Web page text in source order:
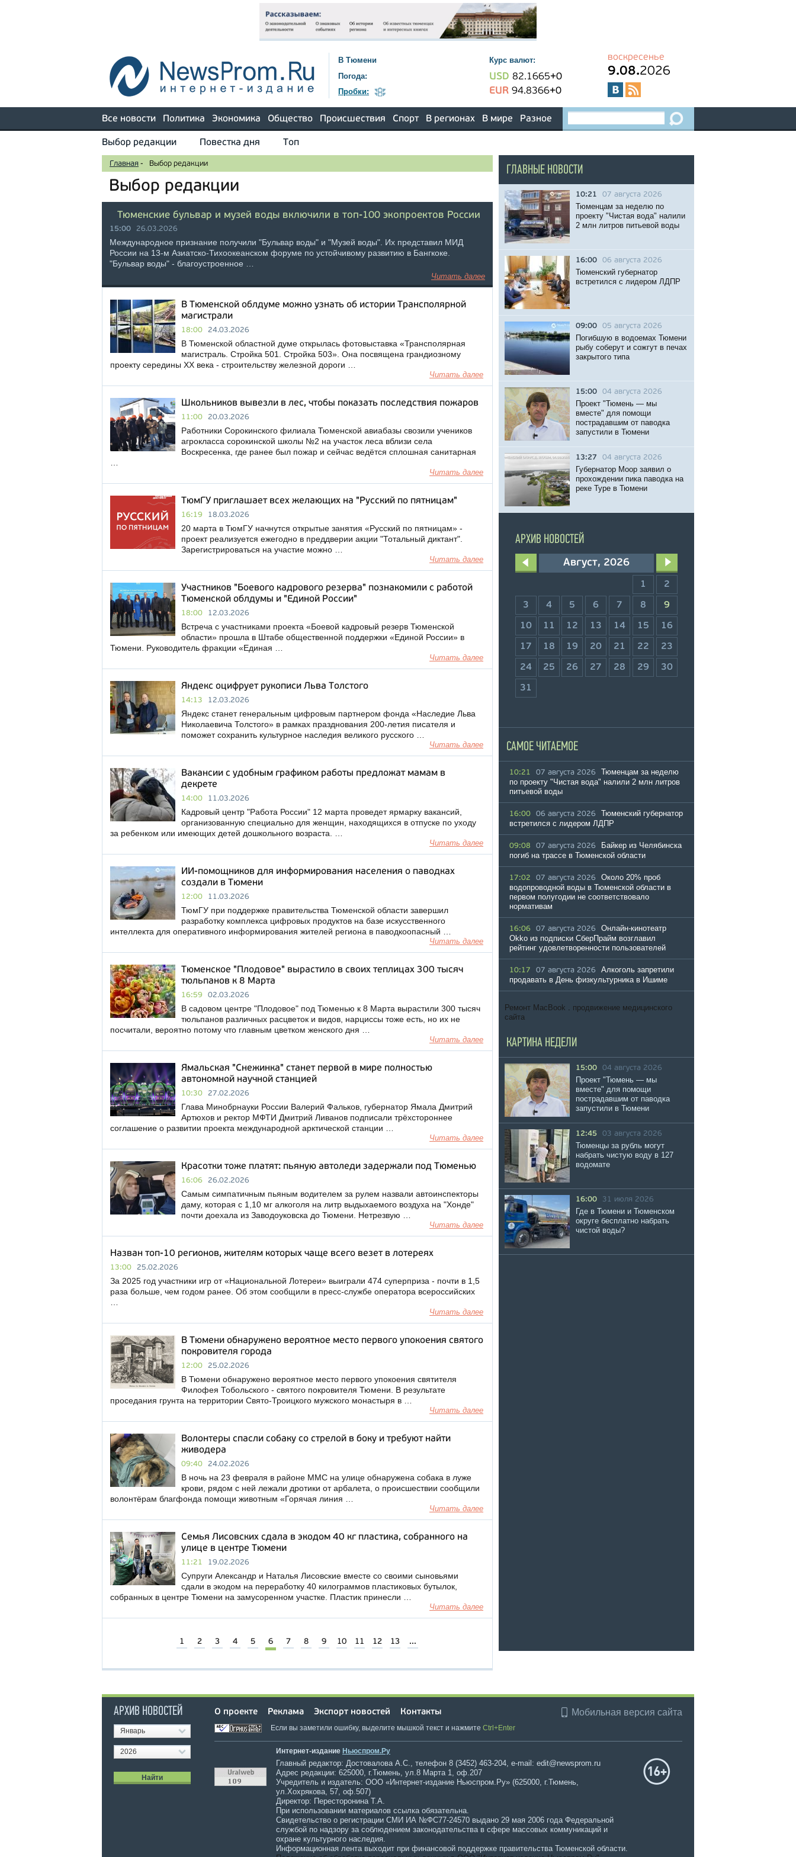
В Тюмени
Погода:
Пробки:
Курс валют:
USD 82.1665+0
EUR 94.8366+0
воскресенье
9.08.2026
Все новости Политика Экономика Общество Происшествия Спорт В регионах В мире Разное
Выбор редакции Повестка дня Топ
Главная - Выбор редакции
Выбор редакции
Тюменские бульвар и музей воды включили в топ-100 экопроектов России
15:00 26.03.2026
Международное признание получили "Бульвар воды" и "Музей воды". Их представил МИД
России на 13-м Азиатско-Тихоокеанском форуме по устойчивому развитию в Бангкоке.
"Бульвар воды" - благоустроенное …
Читать далее
В Тюменской облдуме можно узнать об истории Трансполярной
магистрали
18:00 24.03.2026
В Тюменской областной думе открылась фотовыставка «Трансполярная
магистраль. Стройка 501. Стройка 503». Она посвящена грандиозному
проекту середины XX века - строительству железной дороги …
Читать далее
Школьников вывезли в лес, чтобы показать последствия пожаров
11:00 20.03.2026
Работники Сорокинского филиала Тюменской авиабазы свозили учеников
агрокласса сорокинской школы №2 на участок леса вблизи села
Воскресенка, где ранее был пожар и сейчас ведётся сплошная санитарная
Читать далее
ТюмГУ приглашает всех желающих на "Русский по пятницам"
16:19 18.03.2026
20 марта в ТюмГУ начнутся открытые занятия «Русский по пятницам» -
проект реализуется ежегодно в преддверии акции "Тотальный диктант".
Зарегистрироваться на участие можно …
Читать далее
Участников "Боевого кадрового резерва" познакомили с работой
Тюменской облдумы и "Единой России"
18:00 12.03.2026
Встреча с участниками проекта «Боевой кадровый резерв Тюменской
области» прошла в Штабе общественной поддержки «Единой России» в
Тюмени. Руководитель фракции «Единая …
Читать далее
Яндекс оцифрует рукописи Льва Толстого
14:13 12.03.2026
Яндекс станет генеральным цифровым партнером фонда «Наследие Льва
Николаевича Толстого» в рамках празднования 200-летия писателя и
поможет сохранить культурное наследия великого русского …
Читать далее
Вакансии с удобным графиком работы предложат мамам в
декрете
14:00 11.03.2026
Кадровый центр "Работа России" 12 марта проведет ярмарку вакансий,
организованную специально для женщин, находящихся в отпуске по уходу
за ребенком или имеющих детей дошкольного возраста. …
Читать далее
ИИ-помощников для информирования населения о паводках
создали в Тюмени
12:00 11.03.2026
ТюмГУ при поддержке правительства Тюменской области завершил
разработку комплекса цифровых продуктов на базе искусственного
интеллекта для оперативного информирования жителей региона в паводкоопасный …
Читать далее
Тюменское "Плодовое" вырастило в своих теплицах 300 тысяч
тюльпанов к 8 Марта
16:59 02.03.2026
В садовом центре "Плодовое" под Тюменью к 8 Марта вырастили 300 тысяч
тюльпанов различных расцветок и видов, нарциссы тоже есть, но их не
посчитали, вероятно потому что главным цветком женского дня …
Читать далее
Ямальская "Снежинка" станет первой в мире полностью
автономной научной станцией
10:30 27.02.2026
Глава Минобрнауки России Валерий Фальков, губернатор Ямала Дмитрий
Артюхов и ректор МФТИ Дмитрий Ливанов подписали трёхстороннее
соглашение о развитии проекта международной арктической станции …
Читать далее
Красотки тоже платят: пьяную автоледи задержали под Тюменью
16:06 26.02.2026
Самым симпатичным пьяным водителем за рулем назвали автоинспекторы
даму, которая с 1,10 мг алкоголя на литр выдыхаемого воздуха на "Хонде"
почти доехала из Заводоуковска до Тюмени. Нетрезвую …
Читать далее
Назван топ-10 регионов, жителям которых чаще всего везет в лотереях
13:00 25.02.2026
За 2025 год участники игр от «Национальной Лотереи» выиграли 474 суперприза - почти в 1,5
раза больше, чем годом ранее. Об этом сообщили в пресс-службе оператора всероссийских
Читать далее
В Тюмени обнаружено вероятное место первого упокоения святого
покровителя города
12:00 25.02.2026
В Тюмени обнаружено вероятное место первого упокоения святителя
Филофея Тобольского - святого покровителя Тюмени. В результате
проседания грунта на территории Свято-Троицкого мужского монастыря в …
Читать далее
Волонтеры спасли собаку со стрелой в боку и требуют найти
живодера
09:40 24.02.2026
В ночь на 23 февраля в районе ММС на улице обнаружена собака в луже
крови, рядом с ней лежали дротики от арбалета, о происшествии сообщили
волонтёрам благфонда помощи животным «Горячая линия …
Читать далее
Семья Лисовских сдала в экодом 40 кг пластика, собранного на
улице в центре Тюмени
11:21 19.02.2026
Супруги Александр и Наталья Лисовские вместе со своими сыновьями
сдали в экодом на переработку 40 килограммов пластиковых бутылок,
собранных в центре Тюмени на замусоренном участке. Пластик принесли …
Читать далее
1 2 3 4 5 6 7 8 9 10 11 12 13 ...
ГЛАВНЫЕ НОВОСТИ
10:21 07 августа 2026
Тюменцам за неделю по
проекту "Чистая вода" налили
2 млн литров питьевой воды
16:00 06 августа 2026
Тюменский губернатор
встретился с лидером ЛДПР
09:00 05 августа 2026
Погибшую в водоемах Тюмени
рыбу соберут и сожгут в печах
закрытого типа
15:00 04 августа 2026
Проект "Тюмень — мы
вместе" для помощи
пострадавшим от паводка
запустили в Тюмени
13:27 04 августа 2026
Губернатор Моор заявил о
прохождении пика паводка на
реке Туре в Тюмени
АРХИВ НОВОСТЕЙ
Август, 2026
1 2
3 4 5 6 7 8 9
10 11 12 13 14 15 16
17 18 19 20 21 22 23
24 25 26 27 28 29 30
31
САМОЕ ЧИТАЕМОЕ
10:21 07 августа 2026
Тюменцам за неделю
по проекту "Чистая вода" налили 2 млн литров
питьевой воды
16:00 06 августа 2026
Тюменский губернатор
встретился с лидером ЛДПР
09:08 07 августа 2026
Байкер из Челябинска
погиб на трассе в Тюменской области
17:02 07 августа 2026
Около 20% проб
водопроводной воды в Тюменской области в
первом полугодии не соответствовало
нормативам
16:06 07 августа 2026
Онлайн-кинотеатр
Okko из подписки СберПрайм возглавил
рейтинг удовлетворенности пользователей
10:17 07 августа 2026
Алкоголь запретили
продавать в День физкультурника в Ишиме
Ремонт MacBook . продвижение медицинского
сайта
КАРТИНА НЕДЕЛИ
15:00 04 августа 2026
Проект "Тюмень — мы
вместе" для помощи
пострадавшим от паводка
запустили в Тюмени
12:45 03 августа 2026
Тюменцы за рубль могут
набрать чистую воду в 127
водомате
16:00 31 июля 2026
Где в Тюмени и Тюменском
округе бесплатно набрать
чистой воды?
АРХИВ НОВОСТЕЙ
Январь
2026
О проекте Реклама Экспорт новостей Контакты Мобильная версия сайта
Если вы заметили ошибку, выделите мышкой текст и нажмите Ctrl+Enter
Интернет-издание Ньюспром.Ру
Главный редактор: Достовалова А.С., телефон 8 (3452) 463-204, e-mail: edit@newsprom.ru
Адрес редакции: 625000, г.Тюмень, ул.8 Марта 1, оф.207
Учредитель и издатель: ООО «Интернет-издание Ньюспром.Ру» (625000, г.Тюмень,
ул.Хохрякова, 57, оф.507)
Директор: Пересторонина Т.А.
При использовании материалов ссылка обязательна.
Свидетельство о регистрации СМИ ИА №ФС77-24570 выдано 29 мая 2006 года Федеральной
службой по надзору за соблюдением законодательства в сфере массовых коммуникаций и
охране культурного наследия.
Информационная лента выходит при финансовой поддержке правительства Тюменской области.